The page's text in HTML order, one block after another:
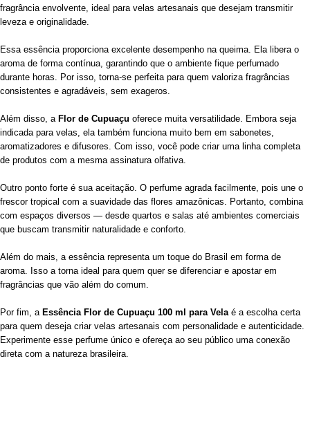
fragrância envolvente, ideal para velas artesanais que desejam transmitir
leveza e originalidade.
Essa essência proporciona excelente desempenho na queima. Ela libera o
aroma de forma contínua, garantindo que o ambiente fique perfumado
durante horas. Por isso, torna-se perfeita para quem valoriza fragrâncias
consistentes e agradáveis, sem exageros.
Além disso, a Flor de Cupuaçu oferece muita versatilidade. Embora seja
indicada para velas, ela também funciona muito bem em sabonetes,
aromatizadores e difusores. Com isso, você pode criar uma linha completa
de produtos com a mesma assinatura olfativa.
Outro ponto forte é sua aceitação. O perfume agrada facilmente, pois une o
frescor tropical com a suavidade das flores amazônicas. Portanto, combina
com espaços diversos — desde quartos e salas até ambientes comerciais
que buscam transmitir naturalidade e conforto.
Além do mais, a essência representa um toque do Brasil em forma de
aroma. Isso a torna ideal para quem quer se diferenciar e apostar em
fragrâncias que vão além do comum.
Por fim, a Essência Flor de Cupuaçu 100 ml para Velaé a escolha certa
para quem deseja criar velas artesanais com personalidade e autenticidade.
Experimente esse perfume único e ofereça ao seu público uma conexão
direta com a natureza brasileira.